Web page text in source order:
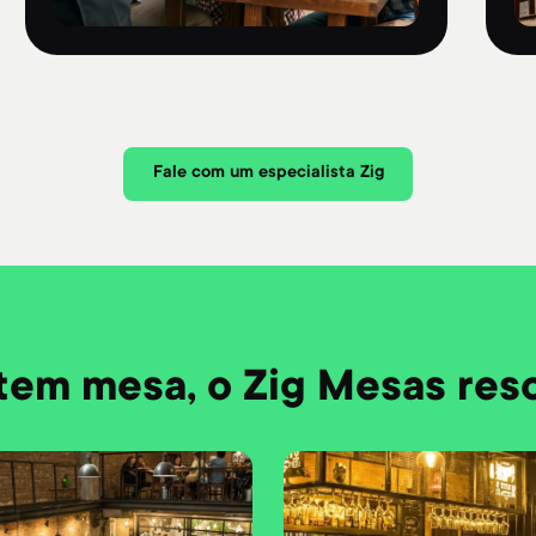
Fale com um especialista Zig
mesa, o Zig Mesas